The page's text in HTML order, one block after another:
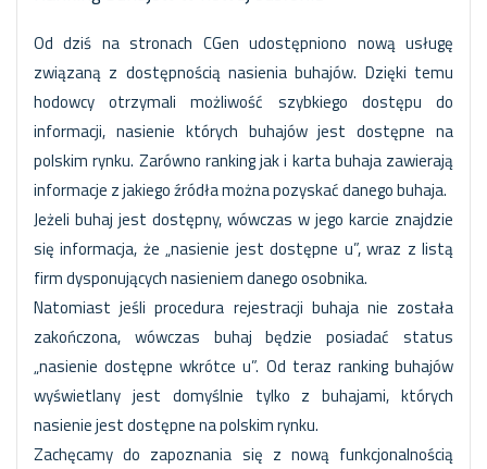
Od dziś na stronach CGen udostępniono nową usługę
związaną z dostępnością nasienia buhajów. Dzięki temu
hodowcy otrzymali możliwość szybkiego dostępu do
informacji, nasienie których buhajów jest dostępne na
polskim rynku. Zarówno ranking jak i karta buhaja zawierają
informacje z jakiego źródła można pozyskać danego buhaja.
Jeżeli buhaj jest dostępny, wówczas w jego karcie znajdzie
się informacja, że „nasienie jest dostępne u”, wraz z listą
firm dysponujących nasieniem danego osobnika.
Natomiast jeśli procedura rejestracji buhaja nie została
zakończona, wówczas buhaj będzie posiadać status
„nasienie dostępne wkrótce u”. Od teraz ranking buhajów
wyświetlany jest domyślnie tylko z buhajami, których
nasienie jest dostępne na polskim rynku.
Zachęcamy do zapoznania się z nową funkcjonalnością